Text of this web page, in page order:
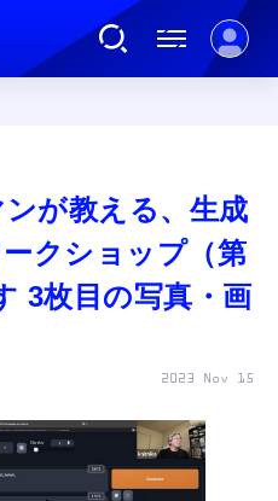
ット
ャー
が教える、生成
クショップ（第
3枚目の写真・画
2023 Nov 15